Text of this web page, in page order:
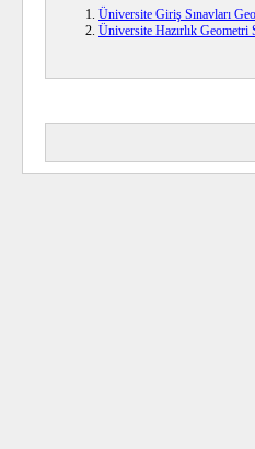
Üniversite Giriş Sınavları
Üniversite Hazırlık Geometri